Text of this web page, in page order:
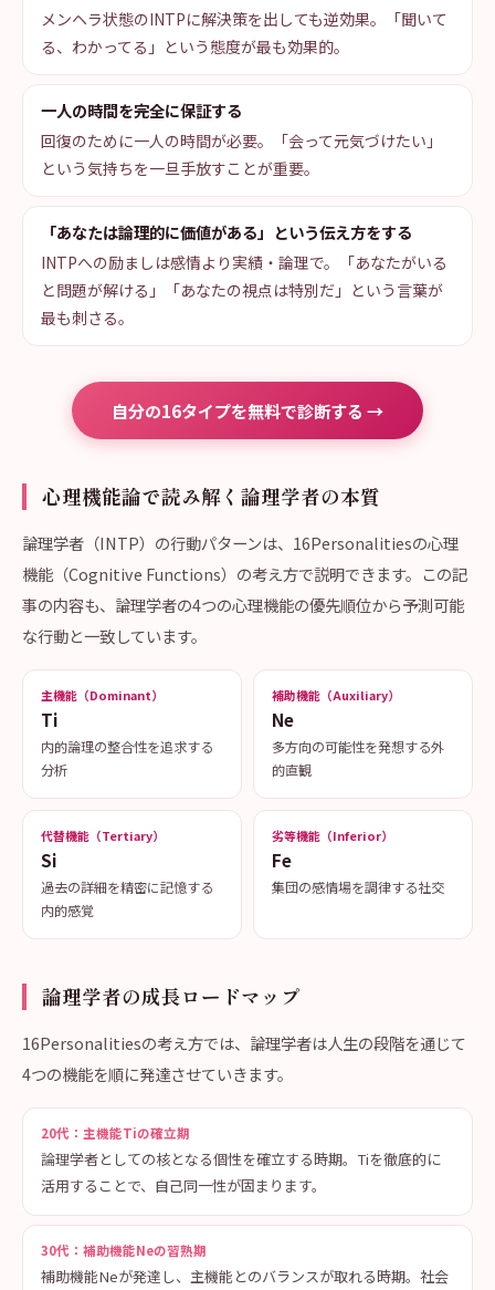
メンヘラ状態のINTPに解決策を出しても逆効果。「聞いて
る、わかってる」という態度が最も効果的。
一人の時間を完全に保証する
回復のために一人の時間が必要。「会って元気づけたい」
という気持ちを一旦手放すことが重要。
「あなたは論理的に価値がある」という伝え方をする
INTPへの励ましは感情より実績・論理で。「あなたがいる
と問題が解ける」「あなたの視点は特別だ」という言葉が
最も刺さる。
自分の16タイプを無料で診断する →
心理機能論で読み解く論理学者の本質
論理学者（INTP）の行動パターンは、16Personalitiesの心理
機能（Cognitive Functions）の考え方で説明できます。この記
事の内容も、論理学者の4つの心理機能の優先順位から予測可能
な行動と一致しています。
主機能（Dominant）
Ti
内的論理の整合性を追求する
分析
補助機能（Auxiliary）
Ne
多方向の可能性を発想する外
的直観
代替機能（Tertiary）
Si
過去の詳細を精密に記憶する
内的感覚
劣等機能（Inferior）
Fe
集団の感情場を調律する社交
論理学者の成長ロードマップ
16Personalitiesの考え方では、論理学者は人生の段階を通じて
4つの機能を順に発達させていきます。
20代：主機能Tiの確立期
論理学者としての核となる個性を確立する時期。Tiを徹底的に
活用することで、自己同一性が固まります。
30代：補助機能Neの習熟期
補助機能Neが発達し、主機能とのバランスが取れる時期。社会